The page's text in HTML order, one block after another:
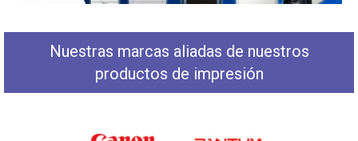
Nuestras marcas aliadas de nuestros
productos de impresión